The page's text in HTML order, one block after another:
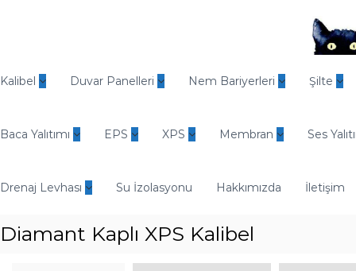
e
d
E
ü
t
Kalibel Duvar Panelleri Nem Bariyerleri Şilte
Baca Yalıtımı EPS XPS Membran Ses
Drenaj Levhası Su İzolasyonu Hakkımızda İletişim
Diamant Kaplı XPS Kalibel